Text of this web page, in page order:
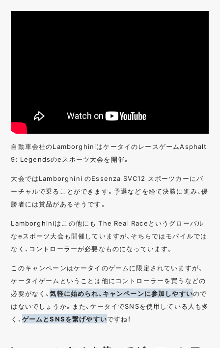
自動車会社のLamborghiniはケータイのレースゲームAsphalt
9: Legendsのeスポーツ大会を開催。
大会ではLamborghini のEssenza SVC12 スポーツカーにバ
ーチャルで乗ることができます。予選などを経て決勝に進み、優
勝者には賞品があるそうです。
Lamborghiniはこの他にも The Real Raceというグローバル
なeスポーツ大会も開催していますが、そちらではモバイルでは
なく、コントローラーが必要なものになっています。
このキャンペーンはケータイのゲームに限定されていますが、
ケータイゲームということは他にコントローラーを買うなどの
必要がなく、気軽に始められ、キャンペーンに参加しやすいので
はないでしょうか。また、ケータイでSNSを使用している人も多
く、ゲームとSNSを繋げやすいですね！